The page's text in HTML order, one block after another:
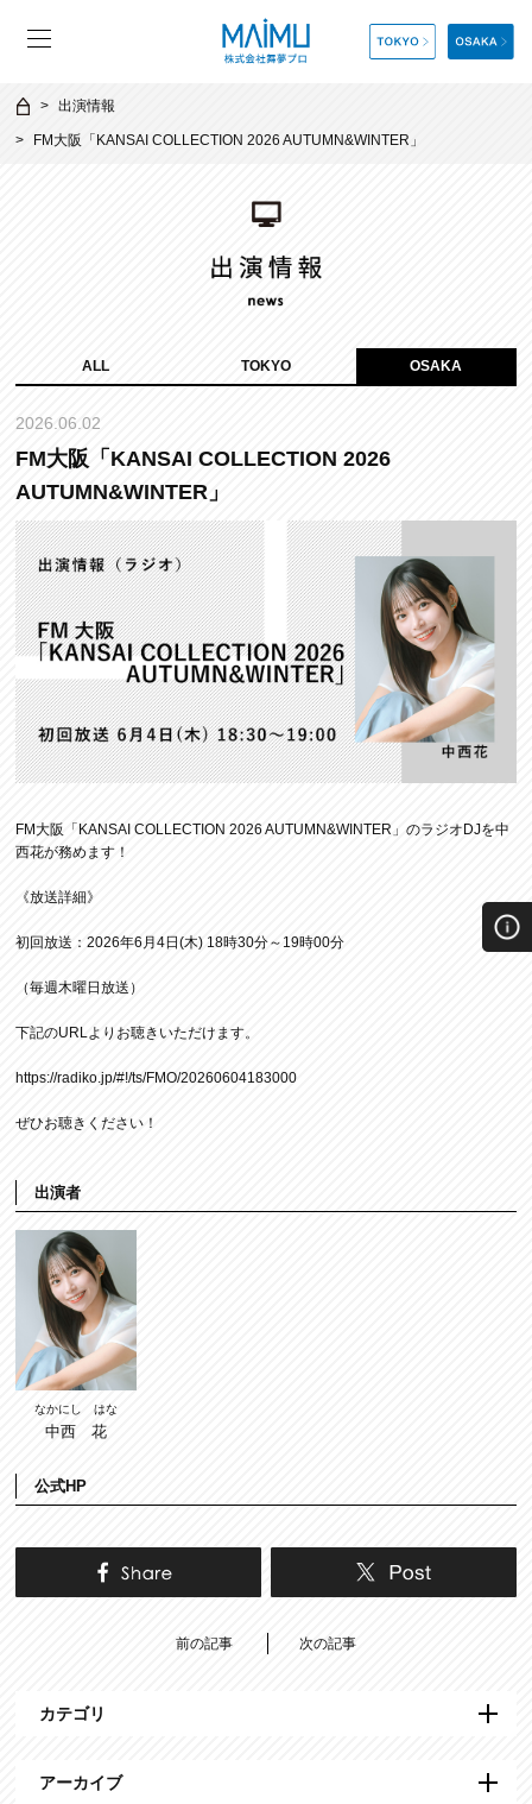
出演情報
FM大阪「KANSAI COLLECTION 2026 AUTUMN&WINTER」
ALL TOKYO OSAKA
2026.06.02
FM大阪「KANSAI COLLECTION 2026
AUTUMN&WINTER」
FM大阪「KANSAI COLLECTION 2026 AUTUMN&WINTER」のラジオDJを中
西花が務めます！
《放送詳細》
初回放送：2026年6月4日(木) 18時30分～19時00分
（毎週木曜日放送）
下記のURLよりお聴きいただけます。
https://radiko.jp/#!/ts/FMO/20260604183000
ぜひお聴きください！
出演者
なかにし はな
中西 花
公式HP
前の記事 次の記事
カテゴリ
アーカイブ